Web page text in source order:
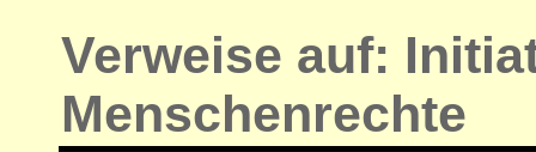
Verweise auf:
Menschenrechte